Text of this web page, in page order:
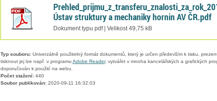
Ústav struktury a mechaniky hornin AV ČR.pdf
Dokument typu pdf | Velikost 49,75 kB
Typ souboru:Univerzálně použitelný formát dokumentů, který je určen především k tisku,
tisknout jej lze např. v programu Adobe Reader, vytvářet v mnoha kancelářských a grafických
doporučován k použití na webu.
Počet stažení:440
Soubor publikován:2020-09-11 16:32:03